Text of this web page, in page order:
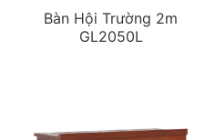
Bàn Hội Trường 2m
GL2050L